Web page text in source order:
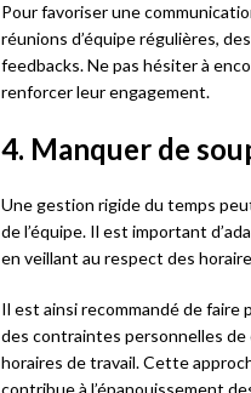
Pour favoriser une
réunions d’équipe régulières,
feedbacks. Ne pas hésiter à
renforcer leur engagement.
4. Manquer de
Une gestion rigide du temps
de l’équipe. Il est important
en veillant au respect des
Il est ainsi recommandé de
des contraintes personnelles
horaires de travail. Cette
contribue à l’épanouissement